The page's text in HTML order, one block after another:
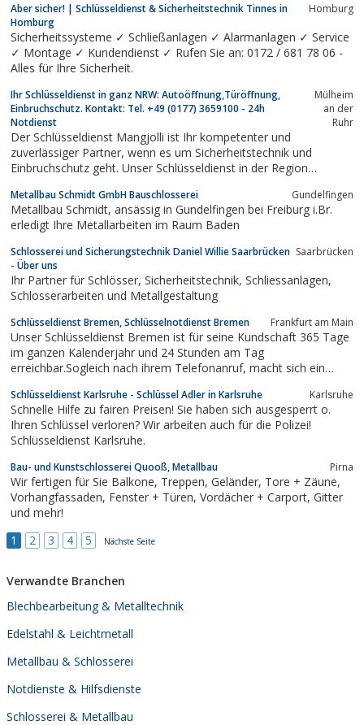
schnell. Meistens müssen Sie nur 15-20 Minuten warten.Wenn
Sie nachts schleunigst einen...
Aber sicher! | Schlüsseldienst & Sicherheitstechnik Tinnes in
Homburg
Homburg
Sicherheitssysteme ✓ Schließanlagen ✓ Alarmanlagen ✓ Service
✓ Montage ✓ Kundendienst ✓ Rufen Sie an: 0172 / 681 78 06 -
Alles für Ihre Sicherheit.
Ihr Schlüsseldienst in ganz NRW: Autoöffnung,Türöffnung,
Einbruchschutz. Kontakt: Tel. +49 (0177) 3659100 - 24h
Notdienst
Mülheim
an der
Ruhr
Der Schlüsseldienst Mangjolli ist Ihr kompetenter und
zuverlässiger Partner, wenn es um Sicherheitstechnik und
Einbruchschutz geht. Unser Schlüsseldienst in der Region
durch faire und günstige Pauschalpreise ohne versteckte Kosten.
Dank unserer guten Ausbildung und...
Metallbau Schmidt GmbH Bauschlosserei Gundelfingen
Metallbau Schmidt, ansässig in Gundelfingen bei Freiburg i.Br.
erledigt Ihre Metallarbeiten im Raum Baden
Schlosserei und Sicherungstechnik Daniel Willie Saarbrücken
- Über uns
Saarbrücken
Ihr Partner für Schlösser, Sicherheitstechnik, Schliessanlagen,
Schlosserarbeiten und Metallgestaltung
Schlüsseldienst Bremen, Schlüsselnotdienst Bremen Frankfurt am Main
Unser Schlüsseldienst Bremen ist für seine Kundschaft 365 Tage
im ganzen Kalenderjahr und 24 Stunden am Tag
erreichbar.Sogleich nach ihrem Telefonanruf, macht sich ein
Notsituation tatkräftig zu unterstützen.Bei uns gibt es immer
günstige Festpreise und es findet...
Schlüsseldienst Karlsruhe - Schlüssel Adler in Karlsruhe Karlsruhe
Schnelle Hilfe zu fairen Preisen! Sie haben sich ausgesperrt o.
Ihren Schlüssel verloren? Wir arbeiten auch für die Polizei!
Schlüsseldienst Karlsruhe.
Bau- und Kunstschlosserei Quooß, Metallbau Pirna
Wir fertigen für Sie Balkone, Treppen, Geländer, Tore + Zäune,
Vorhangfassaden, Fenster + Türen, Vordächer + Carport, Gitter
und mehr!
1
2 3 4 5 Nächste Seite
Verwandte Branchen
Blechbearbeitung & Metalltechnik
Edelstahl & Leichtmetall
Metallbau & Schlosserei
Notdienste & Hilfsdienste
Schlosserei & Metallbau